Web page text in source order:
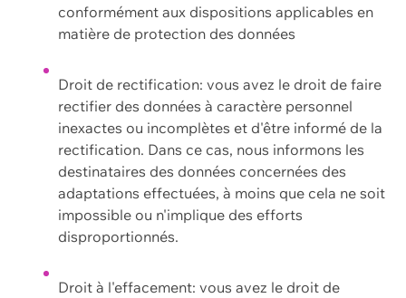
conformément aux dispositions applicables en
matière de protection des données
Droit de rectification: vous avez le droit de faire
rectifier des données à caractère personnel
inexactes ou incomplètes et d'être informé de la
rectification. Dans ce cas, nous informons les
destinataires des données concernées des
adaptations effectuées, à moins que cela ne soit
impossible ou n'implique des efforts
disproportionnés.
Droit à l'effacement: vous avez le droit de